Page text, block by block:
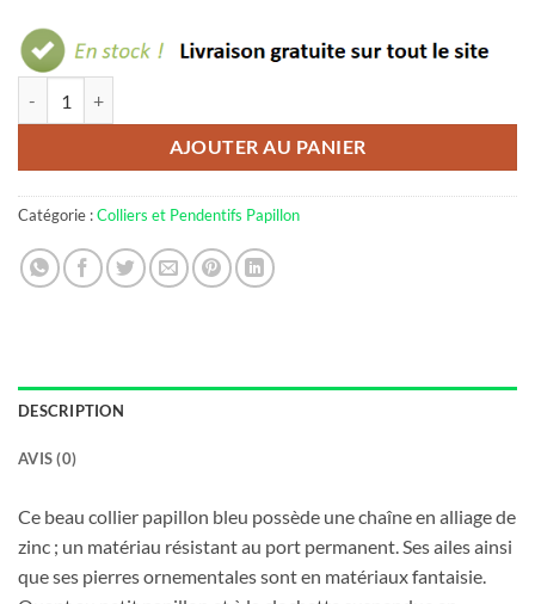
AJOUTER AU PANIER
Catégorie :Colliers et Pendentifs Papillon
DESCRIPTION
AVIS (0)
Ce beau collier papillon bleu possède une chaîne en alliage de
zinc ; un matériau résistant au port permanent. Ses ailes ainsi
que ses pierres ornementales sont en matériaux fantaisie.